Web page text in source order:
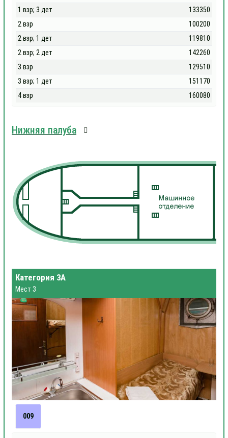
1 взр; 3 дет
133350
2 взр
100200
2 взр; 1 дет
119810
2 взр; 2 дет
142260
3 взр
129510
3 взр; 1 дет
151170
4 взр
160080
Нижняя палуба
Категория 3А
Мест 3
009